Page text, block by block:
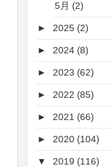
5月 (2)
► 2025 (2)
12月 (1)
6月 (1)
► 2024 (8)
8月 (1)
7月 (1)
5月 (2)
4月 (3)
3月 (1)
► 2023 (62)
9月 (1)
8月 (1)
7月 (8)
6月 (5)
► 2022 (85)
12月 (3)
10月 (1)
9月 (4)
► 2021 (66)
12月 (4)
11月 (8)
► 2020 (104)
12月 (7)
▼ 2019 (116)